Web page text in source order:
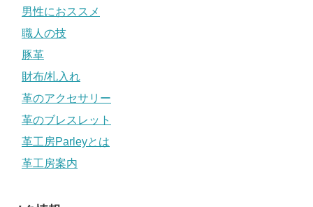
男性におススメ
職人の技
豚革
財布/札入れ
革のアクセサリー
革のブレスレット
革工房Parleyとは
革工房案内